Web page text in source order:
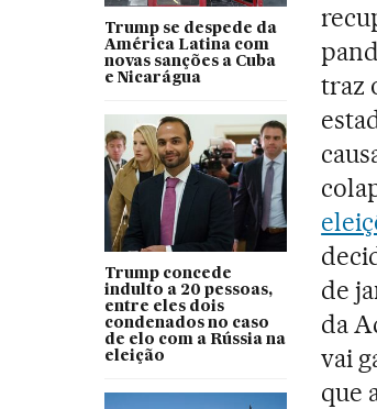
Trump se despede da
América Latina com
novas sanções a Cuba
e Nicarágua
Trump concede
indulto a 20 pessoas,
entre eles dois
condenados no caso
de elo com a Rússia na
eleição
traz
de
da
vai
que